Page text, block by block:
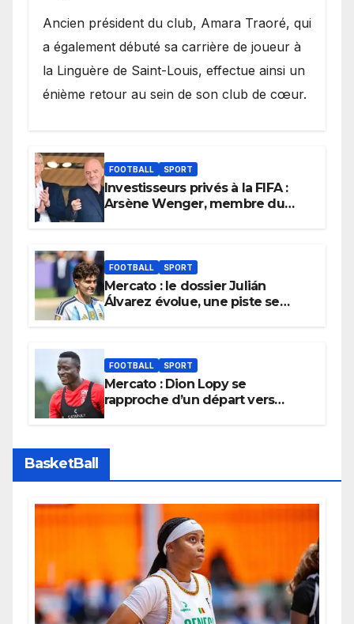
Ancien président du club, Amara Traoré, qui
a également débuté sa carrière de joueur à
la Linguère de Saint-Louis, effectue ainsi un
énième retour au sein de son club de cœur.
FOOTBALL SPORT
Investisseurs privés à la FIFA :
Arsène Wenger, membre du
FOOTBALL SPORT
Mercato : le dossier Julián
Álvarez évolue, une piste se
FOOTBALL SPORT
Mercato : Dion Lopy se
rapproche d’un départ vers
BasketBall